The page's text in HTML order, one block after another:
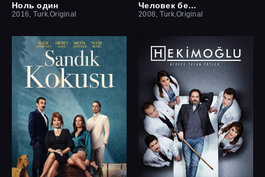
Ноль один
2016, Turk.Original
Человек без сердца
2008, Turk.Original